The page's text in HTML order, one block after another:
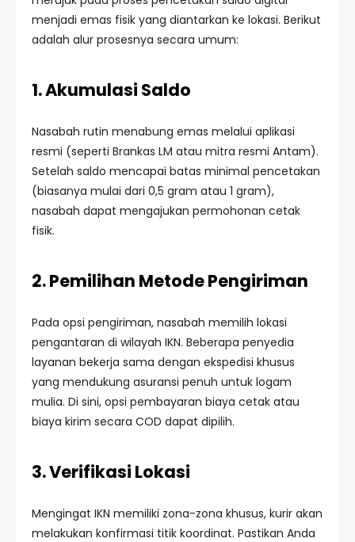
menjadi emas fisik yang diantarkan ke lokasi. Berikut
adalah alur prosesnya secara umum:
1. Akumulasi Saldo
Nasabah rutin menabung emas melalui aplikasi
resmi (seperti Brankas LM atau mitra resmi Antam).
Setelah saldo mencapai batas minimal pencetakan
(biasanya mulai dari 0,5 gram atau 1 gram),
nasabah dapat mengajukan permohonan cetak
fisik.
2. Pemilihan Metode Pengiriman
Pada opsi pengiriman, nasabah memilih lokasi
pengantaran di wilayah IKN. Beberapa penyedia
layanan bekerja sama dengan ekspedisi khusus
yang mendukung asuransi penuh untuk logam
mulia. Di sini, opsi pembayaran biaya cetak atau
biaya kirim secara COD dapat dipilih.
3. Verifikasi Lokasi
Mengingat IKN memiliki zona-zona khusus, kurir akan
melakukan konfirmasi titik koordinat. Pastikan Anda